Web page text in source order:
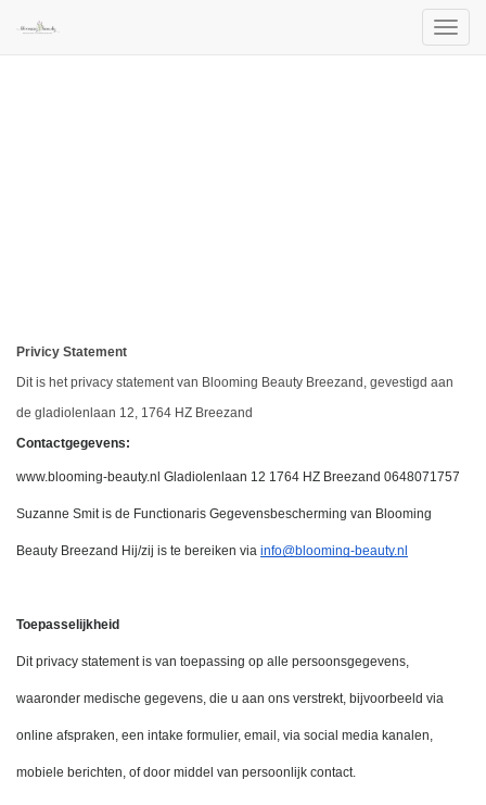
Privicy Statement
Dit is het privacy statement van Blooming Beauty Breezand, gevestigd aan
de gladiolenlaan 12, 1764 HZ Breezand
Contactgegevens:
www.blooming-beauty.nl Gladiolenlaan 12 1764 HZ Breezand 0648071757
Suzanne Smit is de Functionaris Gegevensbescherming van Blooming
Beauty Breezand Hij/zij is te bereiken via info@blooming-beauty.nl
Toepasselijkheid
Dit privacy statement is van toepassing op alle persoonsgegevens,
waaronder medische gegevens, die u aan ons verstrekt, bijvoorbeeld via
online afspraken, een intake formulier, email, via social media kanalen,
mobiele berichten, of door middel van persoonlijk contact.